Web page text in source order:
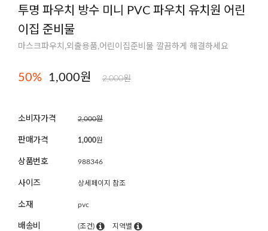
투명 파우치 방수 미니 PVC 파우치 유치원 어린
이집 준비물
마스크파우치,외출용품,어린이집준비물 깔끔하게 해결하세요
50% 1,000원 2,000원
소비자가격 2,000원
판매가격 1,000원
상품번호 988346
사이즈 상세페이지 참조
소재 pvc
배송비 (조건) 지역별